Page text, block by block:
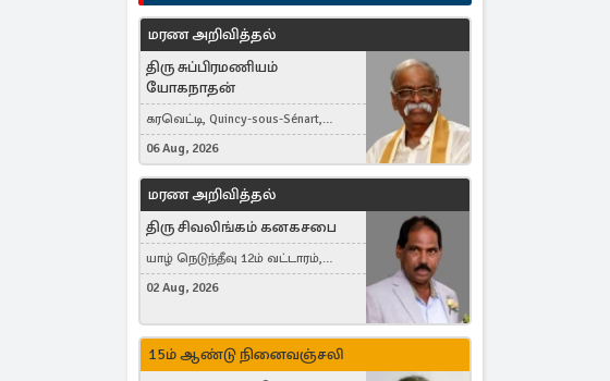
மரண அறிவித்தல்
திரு சுப்பிரமணியம்
யோகநாதன்
கரவெட்டி, Quincy-sous-Sénart,
France
06 Aug, 2026
மரண அறிவித்தல்
திரு சிவலிங்கம் கனகசபை
யாழ் நெடுந்தீவு 12ம் வட்டாரம்,
Jaffna, நயினாதீவு, London, United
02 Aug, 2026
15ம் ஆண்டு நினைவஞ்சலி